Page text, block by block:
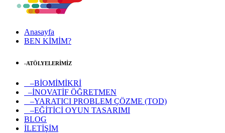
Anasayfa
BEN KİMİM?
-ATÖLYELERİMİZ
–BİOMİMİKRİ
–İNOVATİF ÖĞRETMEN
–YARATICI PROBLEM ÇÖZME (TOD)
–EĞİTİCİ OYUN TASARIMI
BLOG
İLETİŞİM